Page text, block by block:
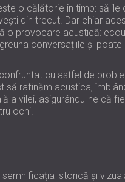
o călătorie în timp: sălile
din trecut. Dar chiar
o provocare acustică:
conversațiile și poate
cu astfel de
să rafinăm acustica,
a vilei, asigurându-ne că
ochi.
istorică și